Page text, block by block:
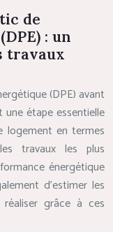
de
: un
travaux
(DPE) avant
étape essentielle
logement en termes
travaux les plus
énergétique
d’estimer les
réaliser grâce à ces